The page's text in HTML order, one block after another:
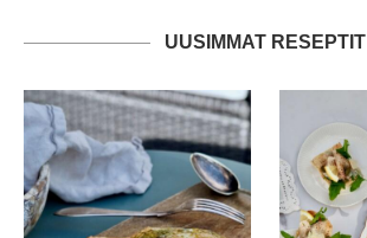
UUSIMMAT RESEPTIT